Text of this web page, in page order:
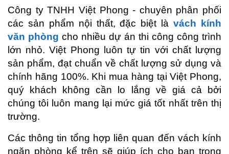
Công ty TNHH Việt Phong - chuyên phân phối
các sản phẩm nội thất, đặc biệt là vách kính
văn phòng cho nhiều dự án thi công công trình
lớn nhỏ. Việt Phong luôn tự tin với chất lượng
sản phẩm, đạt chuẩn về chất lượng sử dụng và
chính hãng 100%. Khi mua hàng tại Việt Phong,
quý khách không cần lo lắng về giá cả bởi
chúng tôi luôn mang lại mức giá tốt nhất trên thị
trường.
Các thông tin tổng hợp liên quan đến vách kính
ngăn phòng kể trên sẽ giúp ích cho bạn trong